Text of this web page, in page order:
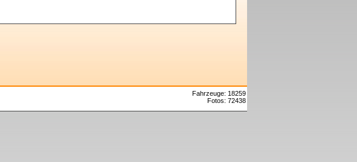
Fahrzeuge: 18259
Fotos: 72438